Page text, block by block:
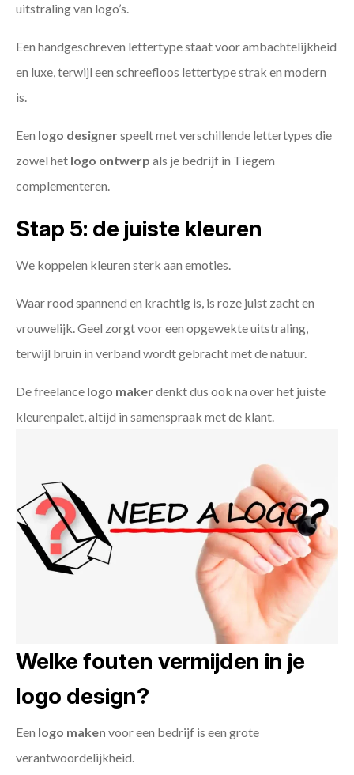
uitstraling van logo’s.
Een handgeschreven lettertype staat voor ambachtelijkheid
en luxe, terwijl een schreefloos lettertype strak en modern
is.
Een logo designerspeelt met verschillende lettertypes die
zowel het logo ontwerp als je bedrijf in Tiegem
complementeren.
Stap 5: de juiste kleuren
We koppelen kleuren sterk aan emoties.
Waar rood spannend en krachtig is, is roze juist zacht en
vrouwelijk. Geel zorgt voor een opgewekte uitstraling,
terwijl bruin in verband wordt gebracht met de natuur.
De freelance logo makerdenkt dus ook na over het juiste
kleurenpalet, altijd in samenspraak met de klant.
Welke fouten vermijden in je
logo design?
Een logo maken voor een bedrijf is een grote
verantwoordelijkheid.